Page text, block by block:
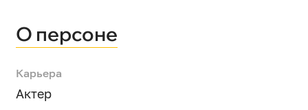
О персоне
Карьера
Актер